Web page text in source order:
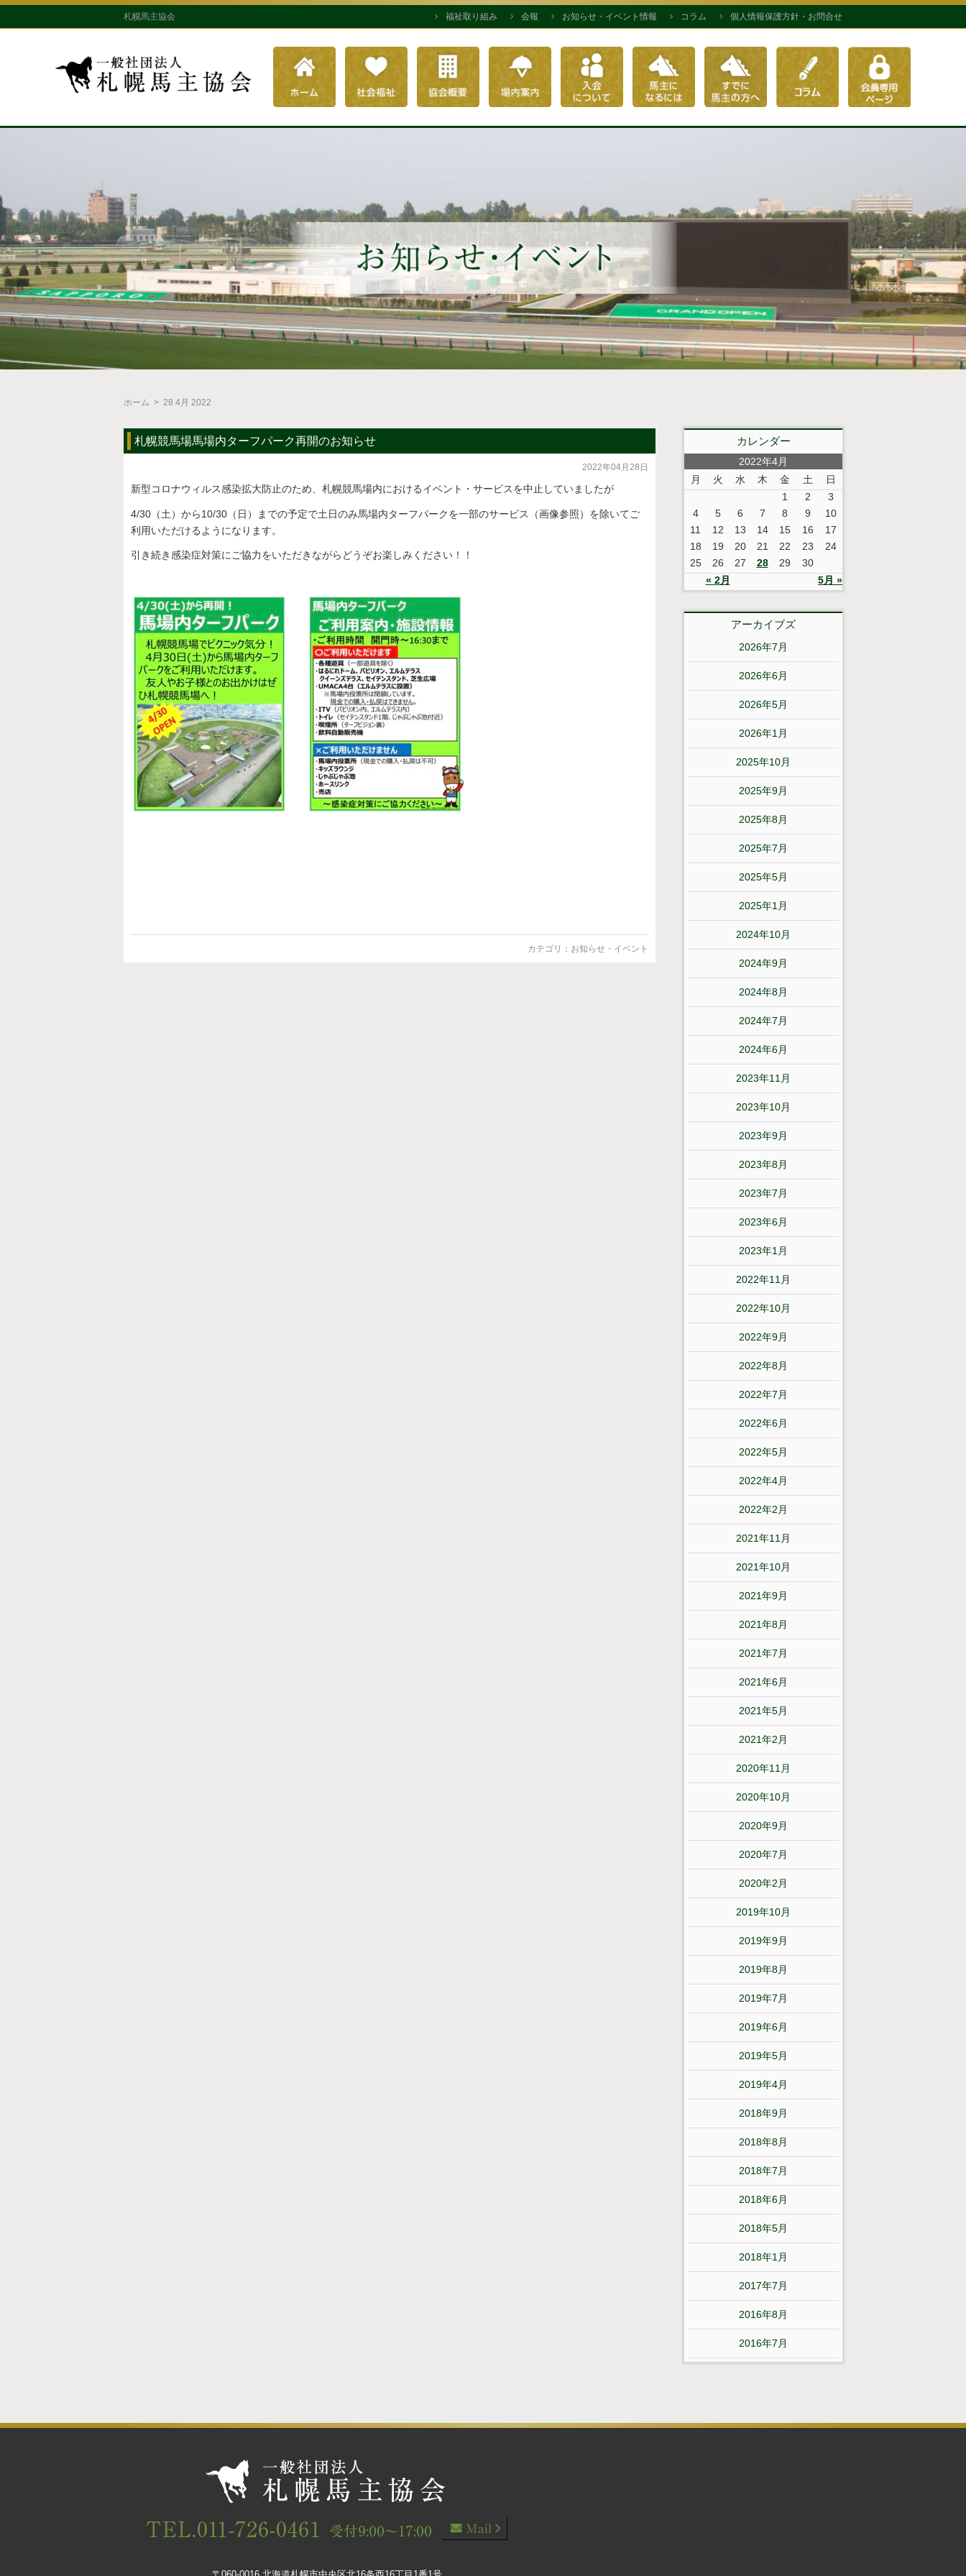
札幌馬主協会 福祉取り組み 会報 お知らせ・イベント情報 コラム 個人情報保護方針・お問合せ
ホーム > 28 4月 2022
札幌競馬場馬場内ターフパーク再開のお知らせ
2022年04月28日
新型コロナウィルス感染拡大防止のため、札幌競馬場内におけるイベント・サービスを中止していましたが
4/30（土）から10/30（日）までの予定で土日のみ馬場内ターフパークを一部のサービス（画像参照）を除いてご
利用いただけるようになります。
引き続き感染症対策にご協力をいただきながらどうぞお楽しみください！！
カテゴリ： お知らせ・イベント
カレンダー
2022年4月
月
火 水 木 金 土 日
« 2月 5月 »
1 2
3
4
5 6 7 8 9
10
11
12 13 14 15 16
17
18
19 20 21 22 23
24
25
26 27 28 29 30
アーカイブズ
2026年7月
2026年6月
2026年5月
2026年1月
2025年10月
2025年9月
2025年8月
2025年7月
2025年5月
2025年1月
2024年10月
2024年9月
2024年8月
2024年7月
2024年6月
2023年11月
2023年10月
2023年9月
2023年8月
2023年7月
2023年6月
2023年1月
2022年11月
2022年10月
2022年9月
2022年8月
2022年7月
2022年6月
2022年5月
2022年4月
2022年2月
2021年11月
2021年10月
2021年9月
2021年8月
2021年7月
2021年6月
2021年5月
2021年2月
2020年11月
2020年10月
2020年9月
2020年7月
2020年2月
2019年10月
2019年9月
2019年8月
2019年7月
2019年6月
2019年5月
2019年4月
2018年9月
2018年8月
2018年7月
2018年6月
2018年5月
2018年1月
2017年7月
2016年8月
2016年7月